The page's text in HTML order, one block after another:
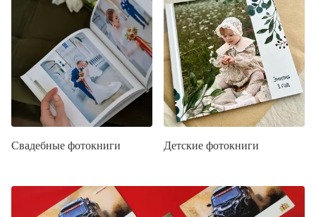
Свадебные фотокниги Детские фотокниги